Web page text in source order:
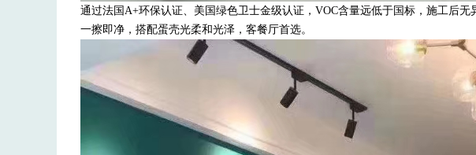
通过法国A+环保认证、美国绿色卫士金级认证，VOC含量远低于国标，施工后
一擦即净，搭配蛋壳光柔和光泽，客餐厅首选。